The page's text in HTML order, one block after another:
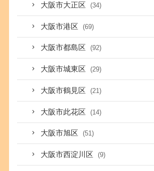
大阪市大正区 (34)
大阪市港区 (69)
大阪市都島区 (92)
大阪市城東区 (29)
大阪市鶴見区 (21)
大阪市此花区 (14)
大阪市旭区 (51)
大阪市西淀川区 (9)